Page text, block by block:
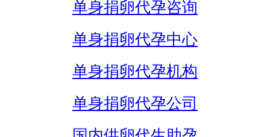
单身捐卵代孕咨询
单身捐卵代孕中心
单身捐卵代孕机构
单身捐卵代孕公司